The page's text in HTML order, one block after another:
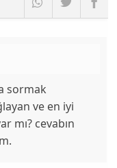
sormak
ve en iyi
mı? cevabın